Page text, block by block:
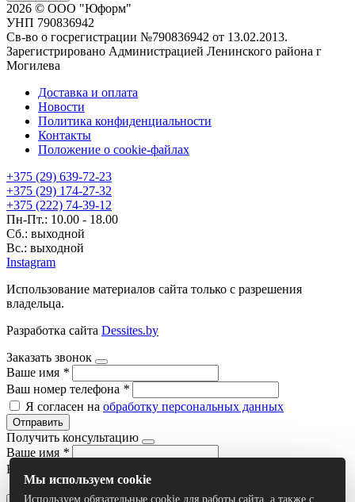
2026 © ООО "Юформ"
УНП 790836942
Св-во о госрегистрации №790836942 от 13.02.2013.
Зарегистрировано Администрацией Ленинского района г
Могилева
Доставка и оплата
Новости
Политика конфиденциальности
Контакты
Положение о cookie-файлах
+375 (29) 639-72-23
+375 (29) 174-27-32
+375 (222) 74-39-12
Пн-Пт.: 10.00 - 18.00
Сб.: выходной
Вс.: выходной
Instagram
Использование материалов сайта только с разрешения
владельца.
Разработка сайта Dessites.by
Заказать звонок
Ваше имя *
Ваш номер телефона *
Я согласен на обработку персональных данных
Отправить
Получить консультацию
Ваше имя *
Ваш номер телефона
Я согласен наобработку персональных данных
Мы используем cookie
Используем обязательные cookie для работы сайта, а также с